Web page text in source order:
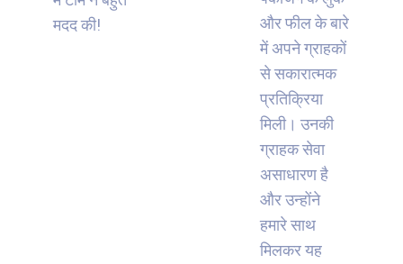
मदद की!
और फील के बारे
में अपने ग्राहकों
से सकारात्मक
प्रतिक्रिया
मिली। उनकी
ग्राहक सेवा
असाधारण है
और उन्होंने
हमारे साथ
मिलकर यह